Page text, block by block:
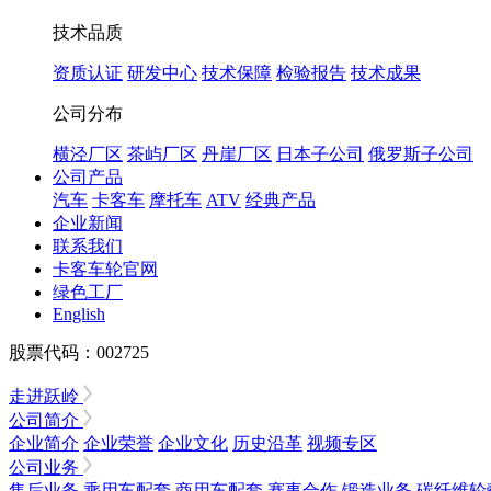
技术品质
资质认证 研发中心 技术保障 检验报告 技术成果
公司分布
横泾厂区 茶屿厂区 丹崖厂区 日本子公司 俄罗斯子公司
公司产品
汽车 卡客车 摩托车 ATV 经典产品
企业新闻
联系我们
卡客车轮官网
绿色工厂
English
股票代码：002725
走进跃岭
公司简介
企业简介 企业荣誉 企业文化 历史沿革 视频专区
公司业务